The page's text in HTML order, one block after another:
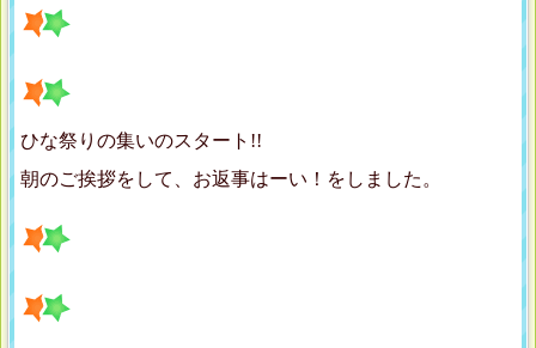
ひな祭りの集いのスタート!!
朝のご挨拶をして、お返事はーい！をしました。